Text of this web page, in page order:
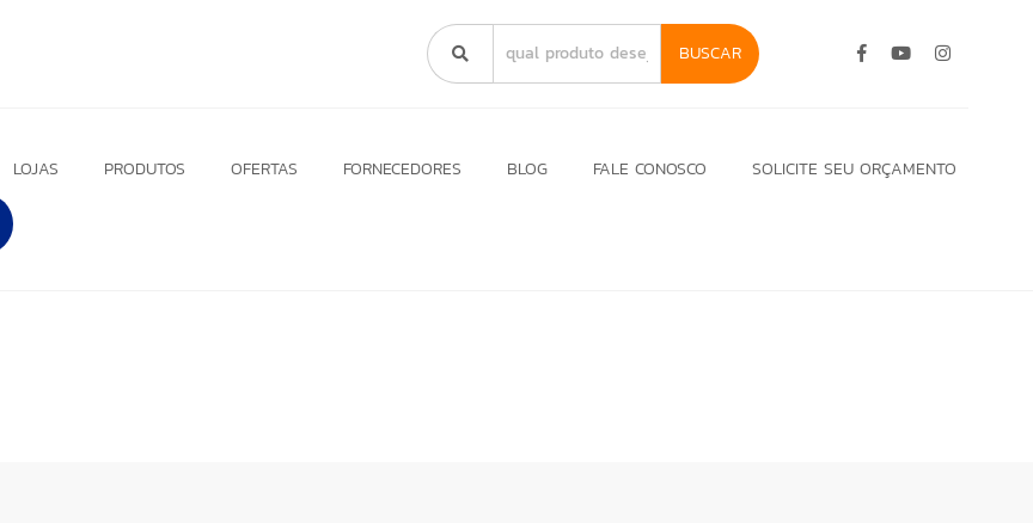
BUSCAR
LOJAS PRODUTOS OFERTAS FORNECEDORES BLOG FALE CONOSCO SOLICITE SEU ORÇAMENTO